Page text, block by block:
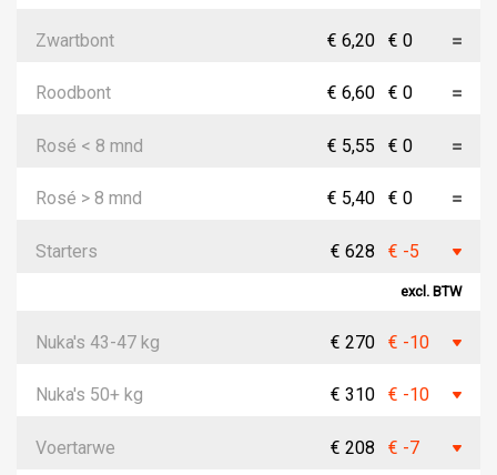
Zwartbont € 6,20 € 0
Roodbont € 6,60 € 0
Rosé < 8 mnd € 5,55 € 0
Rosé > 8 mnd € 5,40 € 0
Starters € 628 € -5
excl. BTW
Nuka's 43-47 kg € 270 € -10
Nuka's 50+ kg € 310 € -10
Voertarwe € 208 € -7